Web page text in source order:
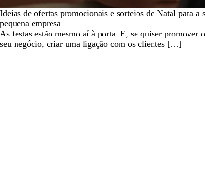
Ideias de ofertas promocionais e sorteios de Natal para a
pequena empresa
As festas estão mesmo aí à porta. E, se quiser promover o
seu negócio, criar uma ligação com os clientes […]